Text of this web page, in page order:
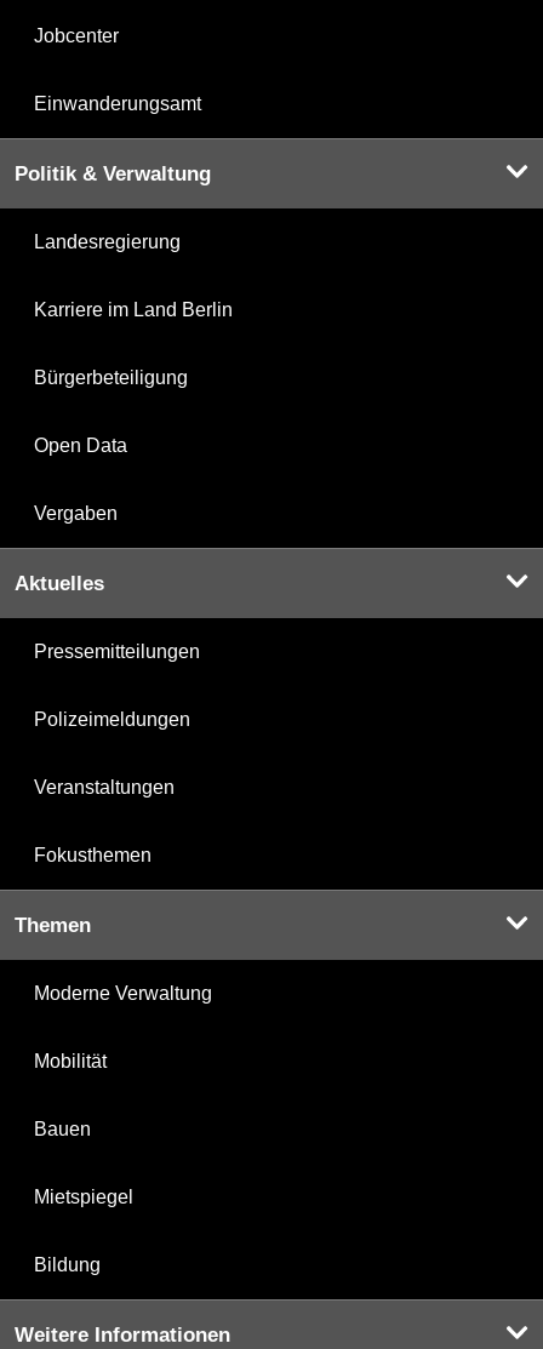
Jobcenter
Einwanderungsamt
Politik & Verwaltung
Landesregierung
Karriere im Land Berlin
Bürgerbeteiligung
Open Data
Vergaben
Aktuelles
Pressemitteilungen
Polizeimeldungen
Veranstaltungen
Fokusthemen
Themen
Moderne Verwaltung
Mobilität
Bauen
Mietspiegel
Bildung
Weitere Informationen